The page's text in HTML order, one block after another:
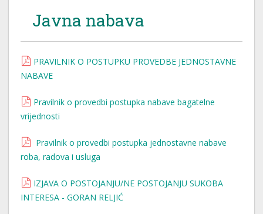
Javna nabava
PRAVILNIK O POSTUPKU PROVEDBE JEDNOSTAVNE
NABAVE
Pravilnik o provedbi postupka nabave bagatelne
vrijednosti
Pravilnik o provedbi postupka jednostavne nabave
roba, radova i usluga
IZJAVA O POSTOJANJU/NE POSTOJANJU SUKOBA
INTERESA - GORAN RELJIĆ